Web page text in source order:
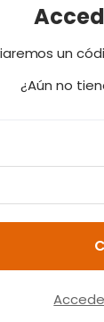
un
¿Aún no